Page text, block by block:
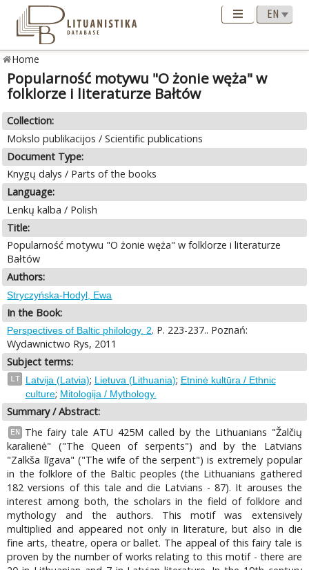
Home
Popularność motywu "O żonie węża" w
folklorze i literaturze Bałtów
Collection:
Mokslo publikacijos / Scientific publications
Document Type:
Knygų dalys / Parts of the books
Language:
Lenkų kalba / Polish
Title:
Popularność motywu "O żonie węża" w folklorze i literaturze
Bałtów
Authors:
Stryczyńska-Hodyl, Ewa
In the Book:
Perspectives of Baltic philology. 2. P. 223-237.. Poznań:
Wydawnictwo Rys, 2011
Subject terms:
LT Latvija (Latvia); Lietuva (Lithuania); Etninė kultūra / Ethnic
culture; Mitologija / Mythology.
Summary / Abstract:
EN
The fairy tale ATU 425M called by the Lithuanians "Žalčių
karalienė" ("The Queen of serpents") and by the Latvians
"Zalkša līgava" ("The wife of the serpent") is extremely popular
in the folklore of the Baltic peoples (the Lithuanians gathered
182 versions of this tale and die Latvians - 87). It arouses the
interest among both, the scholars in the field of folklore and
mythology and the authors. This motif was extensively
multiplied and appeared not only in literature, but also in die
fine arts, theatre, opera or ballet. The appeal of this fairy tale is
proven by the number of works relating to this motif - there are